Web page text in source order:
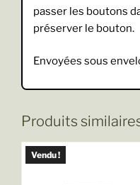
passer les boutons
préserver le bouton.
Envoyées sous
Produits
Vendu !